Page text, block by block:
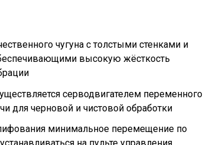
чугуна с толстыми стенками и
высокую жёсткость
серводвигателем переменного
для черновой и чистовой обработки
минимальное перемещение по